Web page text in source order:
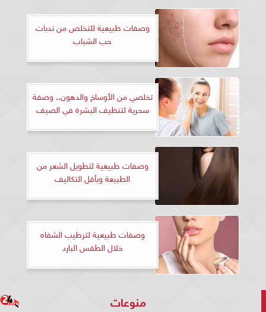
وصفات طبيعية للتخلص من ندبات
حب الشباب
تخلصي من الأوساخ والدهون.. وصفة
سحرية لتنظيف البشرة في الصيف
وصفات طبيعية لتطويل الشعر من
الطبيعة وبأقل التكاليف
وصفات طبيعية لترطيب الشفاه
خلال الطقس البارد
منوعات